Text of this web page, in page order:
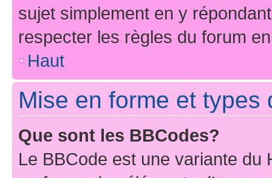
sujet simplement en y
respecter les règles du forum
Haut
Mise en forme et types
Que sont les BBCodes?
Le BBCode est une variante du